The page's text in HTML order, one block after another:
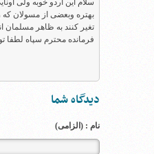
سلام این اردو خوبه ولی
بهتره وبعضی از مسولان که
تغیر کنند به ظاهر مسلمان
فرمانده محترم سپاه لطفا
دیدگاه شما
نام : (الزامی)